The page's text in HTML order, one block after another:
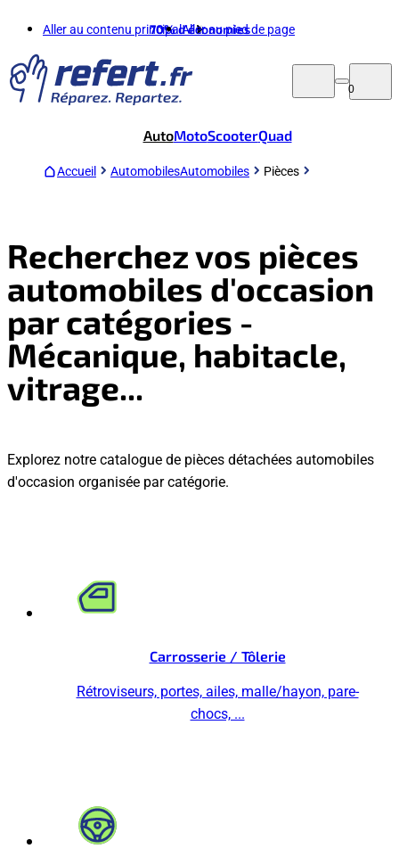
Aller au contenu principalAller au pied de page
70%d'économies
0
AutoMotoScooterQuad
Accueil AutomobilesAutomobiles Pièces
Recherchez vos pièces
automobiles d'occasion
par catégories -
Mécanique, habitacle,
vitrage...
Explorez notre catalogue de pièces détachées automobiles
d'occasion organisée par catégorie.
Carrosserie / Tôlerie
Rétroviseurs, portes, ailes, malle/hayon, pare-
chocs, ...